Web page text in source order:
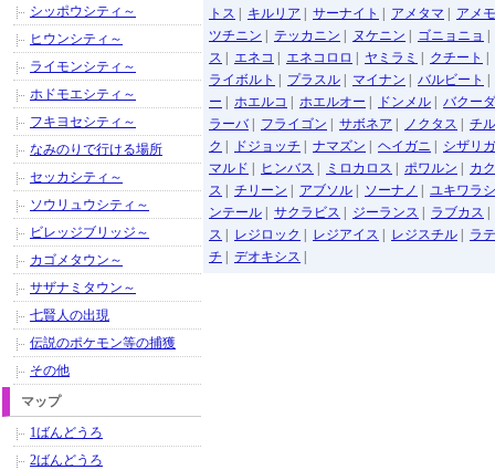
トス
キルリア サーナイト アメタマ
アメ
ツチニン
テッカニン ヌケニン ゴニョニョ
ス
エネコ エネコロロ ヤミラミ クチート
ライボルト
プラスル マイナン バルビート
ー
ホエルコ ホエルオー ドンメル
バクーダ
ラーバ| フライゴン サボネア ノクタス
チ
ク
ドジョッチ ナマズン ヘイガニ
シザリ
マルド
ヒンバス ミロカロス ポワルン
カ
ス
チリーン アブソル ソーナノ
ユキワラシ
ンテール
サクラビス ジーランス ラブカス
ス
レジロック レジアイス レジスチル
ラ
チ
デオキシス
シッポウシティ～
ヒウンシティ～
ライモンシティ～
ホドモエシティ～
フキヨセシティ～
なみのりで行ける場所
セッカシティ～
ソウリュウシティ～
ビレッジブリッジ～
カゴメタウン～
サザナミタウン～
七賢人の出現
伝説のポケモン等の捕獲
その他
マップ
1ばんどうろ
2ばんどうろ